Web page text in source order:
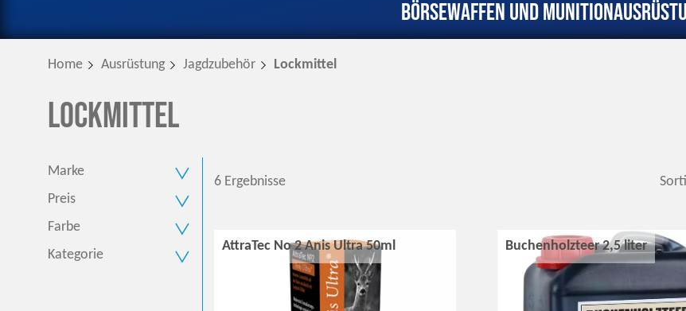
BörseWaffen und Munition
Home Ausrüstung Jagdzubehör Lockmittel
Lockmittel
Marke
Preis
Farbe
Kategorie
6 Ergebnisse
AttraTec No 2 Anis Ultra 50ml Buchenholzteer 2,5 liter